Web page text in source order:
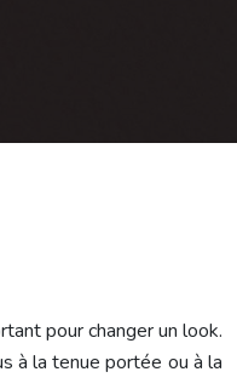
pour changer un look.
à la tenue portée ou à la